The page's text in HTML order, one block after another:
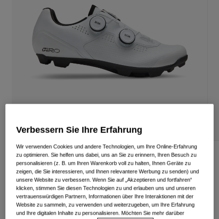
Schuhe
Rennrad Schuhe
Mountainbike Schuhe
Bekleidung
Rennrad Bekleidung
Mountainbike Bekleidung
Alle anzeigen
Schutzbrillen
Kinder
Helme
Schutzbrillen
Regime XC Schuh
Artikelnr.38896
249,99 €
Verbessern Sie Ihre Erfahrung
Wir verwenden Cookies und andere Technologien, um Ihre Online-Erfahrung
zu optimieren. Sie helfen uns dabei, uns an Sie zu erinnern, Ihren Besuch zu
personalisieren (z. B. um Ihren Warenkorb voll zu halten, Ihnen Geräte zu
zeigen, die Sie interessieren, und Ihnen relevantere Werbung zu senden) und
unsere Website zu verbessern. Wenn Sie auf „Akzeptieren und fortfahren“
klicken, stimmen Sie diesen Technologien zu und erlauben uns und unseren
vertrauenswürdigen Partnern, Informationen über Ihre Interaktionen mit der
Website zu sammeln, zu verwenden und weiterzugeben, um Ihre Erfahrung
und Ihre digitalen Inhalte zu personalisieren. Möchten Sie mehr darüber